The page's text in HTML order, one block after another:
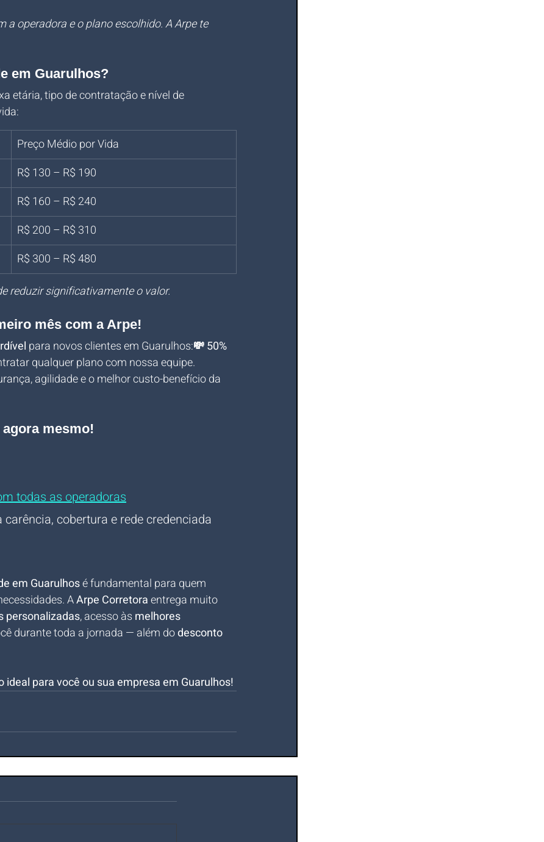
a operadora e o plano escolhido. A Arpe te
em Guarulhos?
etária, tipo de contratação e nível de
Preço Médio por Vida
R$ 130 – R$ 190
R$ 160 – R$ 240
R$ 200 – R$ 310
R$ 300 – R$ 480
reduzir significativamente o valor.
mês com a Arpe!
para novos clientes em Guarulhos:💸 50%
qualquer plano com nossa equipe.
agilidade e o melhor custo-benefício da
mesmo!
todas as operadoras
cobertura e rede credenciada
em Guarulhos é fundamental para quem
A Arpe Corretora entrega muito
personalizadas, acesso às melhores
durante toda a jornada — além do desconto
para você ou sua empresa em Guarulhos!